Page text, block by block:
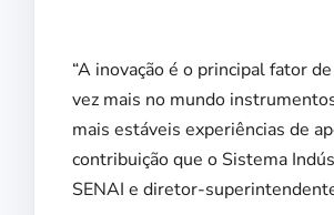
“A inovação é o principal fator
vez mais no mundo
mais estáveis experiências de
contribuição que o Sistema
SENAI e diretor-